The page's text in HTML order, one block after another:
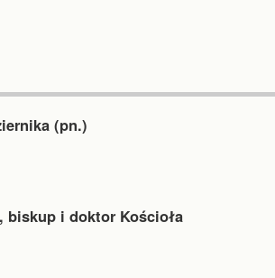
(pn.)
biskup i doktor Kościoła